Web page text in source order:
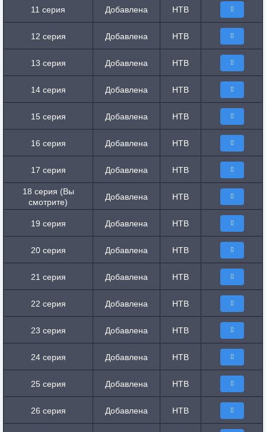
11 серия Добавлена НТВ
12 серия Добавлена НТВ
13 серия Добавлена НТВ
14 серия Добавлена НТВ
15 серия Добавлена НТВ
16 серия Добавлена НТВ
17 серия Добавлена НТВ
18 серия (Вы
смотрите)
Добавлена НТВ
19 серия Добавлена НТВ
20 серия Добавлена НТВ
21 серия Добавлена НТВ
22 серия Добавлена НТВ
23 серия Добавлена НТВ
24 серия Добавлена НТВ
25 серия Добавлена НТВ
26 серия Добавлена НТВ